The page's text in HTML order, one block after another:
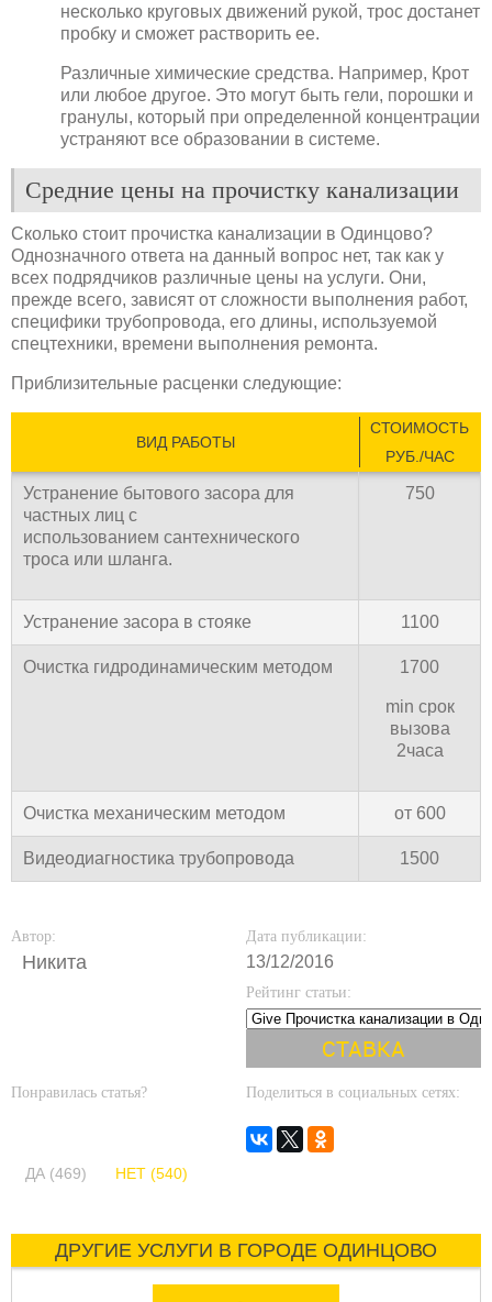
несколько круговых движений рукой, трос достанет
пробку и сможет растворить ее.
Различные химические средства. Например, Крот
или любое другое. Это могут быть гели, порошки и
гранулы, который при определенной концентрации
устраняют все образовании в системе.
Средние цены на прочистку канализации
Сколько стоит прочистка канализации в Одинцово?
Однозначного ответа на данный вопрос нет, так как у
всех подрядчиков различные цены на услуги. Они,
прежде всего, зависят от сложности выполнения работ,
специфики трубопровода, его длины, используемой
спецтехники, времени выполнения ремонта.
Приблизительные расценки следующие:
ВИД РАБОТЫ
СТОИМОСТЬ
РУБ./ЧАС
Устранение бытового засора для
частных лиц с
использованием сантехнического
троса или шланга.
750
Устранение засора в стояке 1100
Очистка гидродинамическим методом 1700
min срок
вызова
2часа
Очистка механическим методом от 600
Видеодиагностика трубопровода 1500
Автор:
Никита
Дата публикации:
13/12/2016
Рейтинг статьи:
Понравилась статья?
ДА (469) НЕТ (540)
Поделиться в социальных сетях:
ДРУГИЕ УСЛУГИ В ГОРОДЕ ОДИНЦОВО